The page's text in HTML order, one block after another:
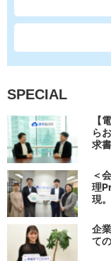
SPECIAL
【
ら
求
＜
理
現
企
て